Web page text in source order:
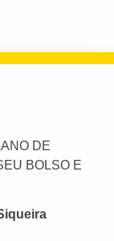
DE
BOLSO E